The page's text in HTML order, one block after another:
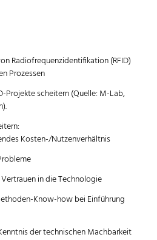
Radiofrequenzidentifikation (RFID)
Prozessen
Projekte scheitern (Quelle: M-Lab,
Kosten-/Nutzenverhältnis
in die Technologie
Know-how bei Einführung
der technischen Machbarkeit